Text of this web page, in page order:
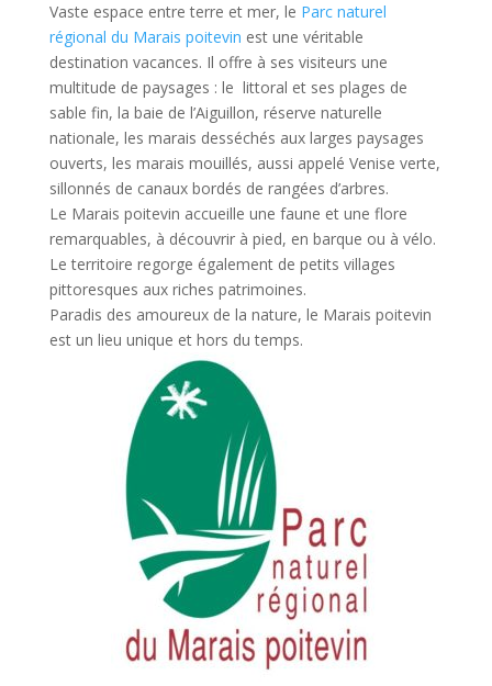
Vaste espace entre terre et mer, le Parc naturel
régional du Marais poitevin est une véritable
destination vacances. Il offre à ses visiteurs une
multitude de paysages : le littoral et ses plages de
sable fin, la baie de l’Aiguillon, réserve naturelle
nationale, les marais desséchés aux larges paysages
ouverts, les marais mouillés, aussi appelé Venise verte,
sillonnés de canaux bordés de rangées d’arbres.
Le Marais poitevin accueille une faune et une flore
remarquables, à découvrir à pied, en barque ou à vélo.
Le territoire regorge également de petits villages
pittoresques aux riches patrimoines.
Paradis des amoureux de la nature, le Marais poitevin
est un lieu unique et hors du temps.